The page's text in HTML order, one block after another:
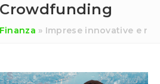
» Imprese innovative e